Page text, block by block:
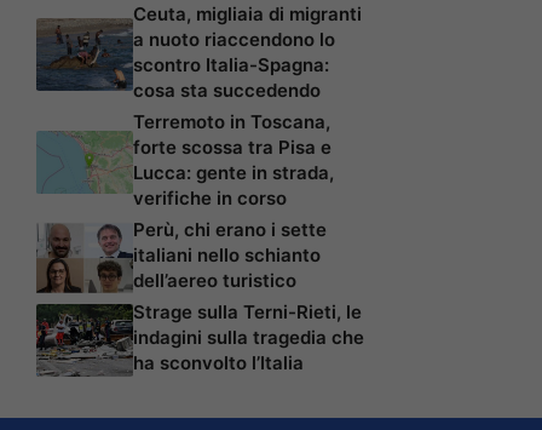
Ceuta, migliaia di migranti
a nuoto riaccendono lo
scontro Italia-Spagna:
cosa sta succedendo
Terremoto in Toscana,
forte scossa tra Pisa e
Lucca: gente in strada,
verifiche in corso
Perù, chi erano i sette
italiani nello schianto
dell’aereo turistico
Strage sulla Terni-Rieti, le
indagini sulla tragedia che
ha sconvolto l’Italia